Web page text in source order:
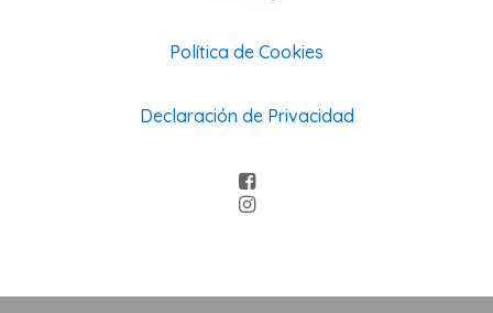
Política de Cookies
Declaración de Privacidad